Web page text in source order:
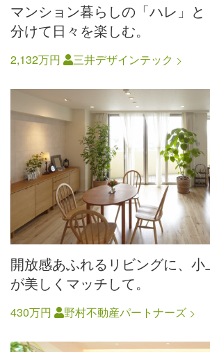
マンション暮らしの「ハレ」
分けて日々を楽しむ。
2,132万円 三井デザインテック
開放感あふれるリビングに、
が美しくマッチして。
430万円 野村不動産パートナーズ